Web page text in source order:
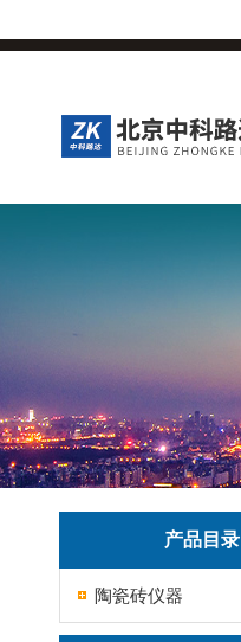
产品目录
陶瓷砖仪器